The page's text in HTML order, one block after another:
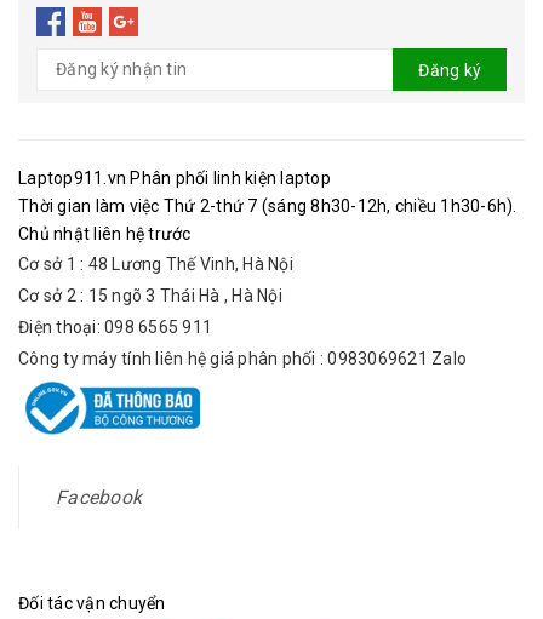
Đăng ký
Laptop911.vn Phân phối linh kiện laptop
Thời gian làm việc Thứ 2-thứ 7 (sáng 8h30-12h, chiều 1h30-6h).
Chủ nhật liên hệ trước
Cơ sở 1 : 48 Lương Thế Vinh, Hà Nội
Cơ sở 2 : 15 ngõ 3 Thái Hà , Hà Nội
Điện thoại: 098 6565 911
Công ty máy tính liên hệ giá phân phối : 0983069621 Zalo
Facebook
Đối tác vận chuyển